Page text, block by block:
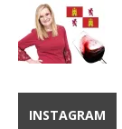
INSTAGRAM